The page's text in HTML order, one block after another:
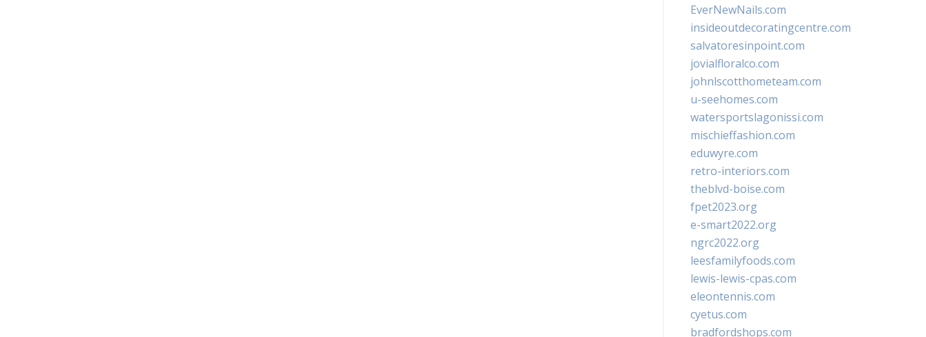
EverNewNails.com
insideoutdecoratingcentre.com
salvatoresinpoint.com
jovialfloralco.com
johnlscotthometeam.com
u-seehomes.com
watersportslagonissi.com
mischieffashion.com
eduwyre.com
retro-interiors.com
theblvd-boise.com
fpet2023.org
e-smart2022.org
ngrc2022.org
leesfamilyfoods.com
lewis-lewis-cpas.com
eleontennis.com
cyetus.com
bradfordshops.com